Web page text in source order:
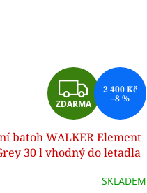
Z
D
A
R
ZDARMA
2 400 Kč
–8 %
batoh WALKER Element
30 l vhodný do letadla
SKLADEM